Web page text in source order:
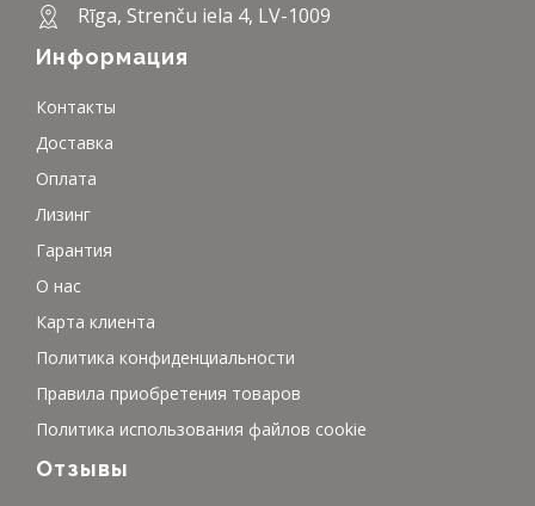
Rīga, Strenču iela 4, LV-1009
Информация
Контакты
Доставка
Оплата
Лизинг
Гарантия
О нас
Карта клиента
Политика конфиденциальности
Правила приобретения товаров
Политика использования файлов cookie
Отзывы